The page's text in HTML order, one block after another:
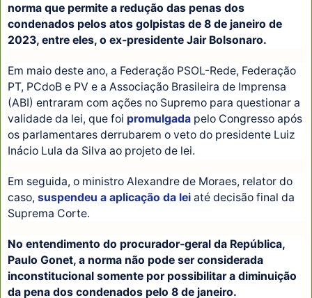
norma que permite a redução das penas dos
condenados pelos atos golpistas de 8 de janeiro de
2023, entre eles, o ex-presidente Jair Bolsonaro.
Em maio deste ano, a Federação PSOL-Rede, Federação
PT, PCdoB e PV e a Associação Brasileira de Imprensa
(ABI) entraram com ações no Supremo para questionar a
validade da lei, que foi promulgada pelo Congresso após
os parlamentares derrubarem o veto do presidente Luiz
Inácio Lula da Silva ao projeto de lei.
Em seguida, o ministro Alexandre de Moraes, relator do
caso, suspendeu a aplicação da lei até decisão final da
Suprema Corte.
No entendimento do procurador-geral da República,
Paulo Gonet, a norma não pode ser considerada
inconstitucional somente por possibilitar a diminuição
da pena dos condenados pelo 8 de janeiro.